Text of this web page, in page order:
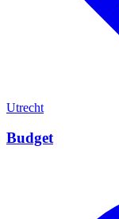
Utrecht
Budget